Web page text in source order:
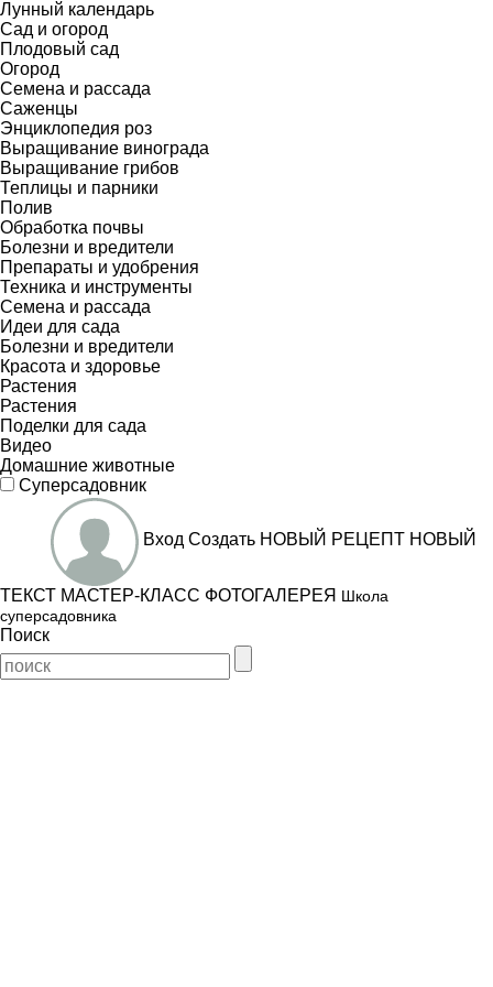
Лунный календарь
Сад и огород
Плодовый сад
Огород
Семена и рассада
Саженцы
Энциклопедия роз
Выращивание винограда
Выращивание грибов
Теплицы и парники
Полив
Обработка почвы
Болезни и вредители
Препараты и удобрения
Техника и инструменты
Семена и рассада
Идеи для сада
Болезни и вредители
Красота и здоровье
Растения
Растения
Поделки для сада
Видео
Домашние животные
Суперсадовник
Вход Создать НОВЫЙ РЕЦЕПТ НОВЫЙ
ТЕКСТ МАСТЕР-КЛАСС ФОТОГАЛЕРЕЯ Школа
суперсадовника
Поиск